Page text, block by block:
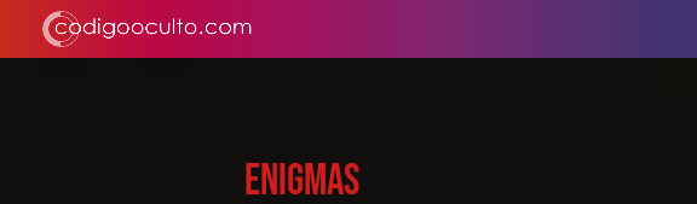
ENIGMAS